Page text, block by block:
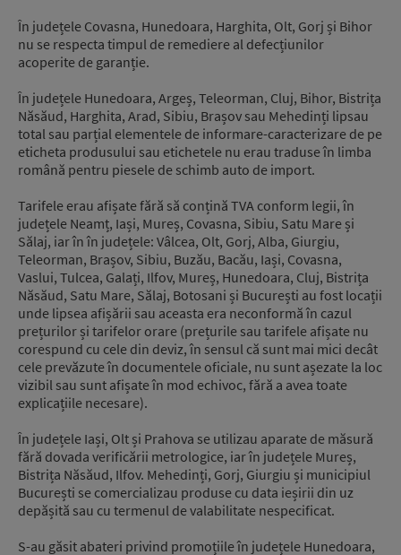
În județele Covasna, Hunedoara, Harghita, Olt, Gorj și Bihor
nu se respecta timpul de remediere al defecțiunilor
acoperite de garanție.
În județele Hunedoara, Argeș, Teleorman, Cluj, Bihor, Bistrița
Năsăud, Harghita, Arad, Sibiu, Brașov sau Mehedinți lipsau
total sau parțial elementele de informare-caracterizare de pe
eticheta produsului sau etichetele nu erau traduse în limba
română pentru piesele de schimb auto de import.
Tarifele erau afișate fără să conțină TVA conform legii, în
județele Neamț, Iași, Mureș, Covasna, Sibiu, Satu Mare și
Sălaj, iar în în județele: Vâlcea, Olt, Gorj, Alba, Giurgiu,
Teleorman, Brașov, Sibiu, Buzău, Bacău, Iași, Covasna,
Vaslui, Tulcea, Galați, Ilfov, Mureș, Hunedoara, Cluj, Bistrița
Năsăud, Satu Mare, Sălaj, Botosani și București au fost locații
unde lipsea afișării sau aceasta era neconformă în cazul
prețurilor și tarifelor orare (prețurile sau tarifele afișate nu
corespund cu cele din deviz, în sensul că sunt mai mici decât
cele prevăzute în documentele oficiale, nu sunt așezate la loc
vizibil sau sunt afișate în mod echivoc, fără a avea toate
explicațiile necesare).
În județele Iași, Olt și Prahova se utilizau aparate de măsură
fără dovada verificării metrologice, iar în județele Mureș,
Bistrița Năsăud, Ilfov. Mehedinți, Gorj, Giurgiu și municipiul
București se comercializau produse cu data ieșirii din uz
depășită sau cu termenul de valabilitate nespecificat.
S-au găsit abateri privind promoțiile în județele Hunedoara,